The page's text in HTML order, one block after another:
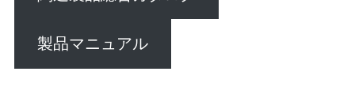
製品マニュアル